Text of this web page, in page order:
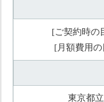
[ご契約時の
[月額費用の
東京都